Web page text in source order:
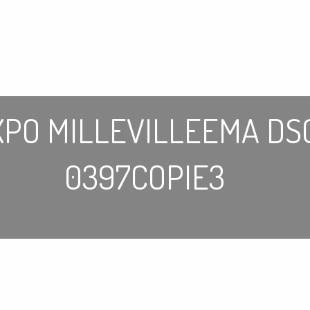
MILLEVILLEEMA
0397COPIE3